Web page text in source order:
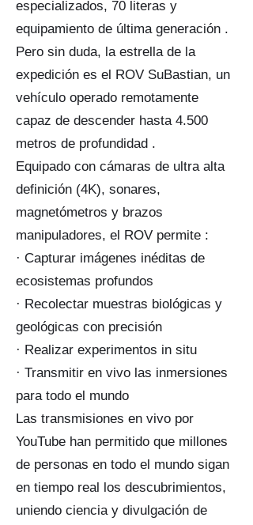
especializados, 70 literas y
equipamiento de última generación .
Pero sin duda, la estrella de la
expedición es el ROV SuBastian, un
vehículo operado remotamente
capaz de descender hasta 4.500
metros de profundidad .
Equipado con cámaras de ultra alta
definición (4K), sonares,
magnetómetros y brazos
manipuladores, el ROV permite :
· Capturar imágenes inéditas de
ecosistemas profundos
· Recolectar muestras biológicas y
geológicas con precisión
· Realizar experimentos in situ
· Transmitir en vivo las inmersiones
para todo el mundo
Las transmisiones en vivo por
YouTube han permitido que millones
de personas en todo el mundo sigan
en tiempo real los descubrimientos,
uniendo ciencia y divulgación de